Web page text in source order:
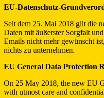
EU-Datenschutz-
Seit dem 25. Mai 2018 gilt die
Daten mit äußerster Sorgfalt
Emails nicht mehr gewünscht
nichts zu unternehmen.
EU General Data Protection
On 25 May 2018, the new EU
with utmost care and